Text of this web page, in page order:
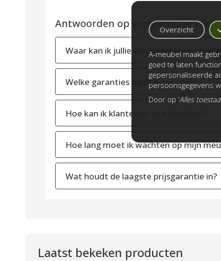
Antwoorden op veelgestelde
Waar kan ik jullie woonwinkels
Welke garanties biedt A-meubel?
Hoe kan ik klantenservice bereiken?
Hoe lang moet ik wachten op mijn
Wat houdt de laagste prijsgarantie in?
Laatst bekeken producten
Overzicht
A-meubel maakt
goed te laten
gepersonaliseerde
persoonsgegevens
Door op ‘Alles